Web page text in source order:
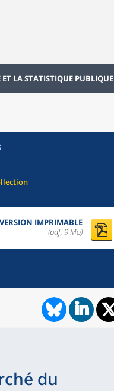
ET LA STATISTIQUE PUBLIQUE
VERSION IMPRIMABLE
(pdf, 9 Mo)
du